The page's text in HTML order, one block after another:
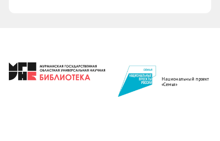
Национальный проект
«Семья»